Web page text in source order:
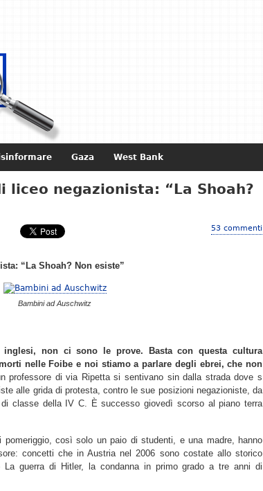
Gaza West Bank
liceo negazionista: “La Shoah?
53 commenti
“La Shoah? Non esiste”
Bambini ad Auschwitz
inglesi, non ci sono le prove. Basta con questa cultura
nelle Foibe e noi stiamo a parlare degli ebrei, che non
professore di via Ripetta si sentivano sin dalla strada dove s
alle grida di protesta, contro le sue posizioni negazioniste, da
classe della IV C. È successo giovedì scorso al piano terra
così solo un paio di studenti, e una madre, hanno
concetti che in Austria nel 2006 sono costate allo storico
La guerra di Hitler, la condanna in primo grado a tre anni di